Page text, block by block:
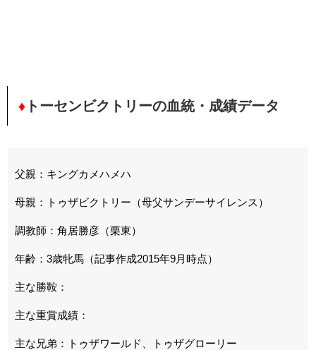
♦ トーセンビクトリーの血統・成績データ
父親：キングカメハメハ
母親：トゥザビクトリー（母父サンデーサイレンス）
調教師：角居勝彦（栗東）
年齢：3歳牝馬（記事作成2015年9月時点）
主な勝鞍：
主な重賞成績：
主な兄弟：トゥザワールド、トゥザグローリー